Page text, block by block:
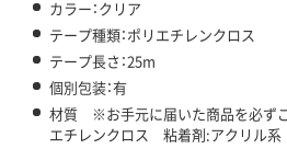
カラー：クリア
テープ種類：ポリエチレンクロス
テープ長さ：25m
個別包装：有
材質 ※お手元に届いた商品を必ずご
エチレンクロス 粘着剤:アクリル系